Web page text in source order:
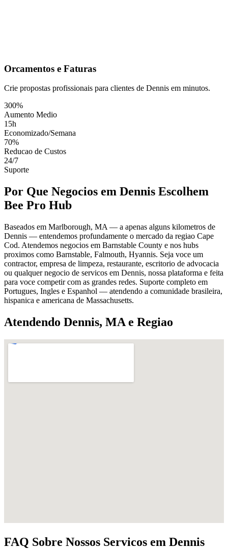
Orcamentos e Faturas
Crie propostas profissionais para clientes de Dennis em minutos.
300%
Aumento Medio
15h
Economizado/Semana
70%
Reducao de Custos
24/7
Suporte
Por Que Negocios em Dennis Escolhem
Bee Pro Hub
Baseados em Marlborough, MA — a apenas alguns kilometros de
Dennis — entendemos profundamente o mercado da regiao Cape
Cod. Atendemos negocios em Barnstable County e nos hubs
proximos como Barnstable, Falmouth, Hyannis. Seja voce um
contractor, empresa de limpeza, restaurante, escritorio de advocacia
ou qualquer negocio de servicos em Dennis, nossa plataforma e feita
para voce competir com as grandes redes. Suporte completo em
Portugues, Ingles e Espanhol — atendendo a comunidade brasileira,
hispanica e americana de Massachusetts.
Atendendo Dennis, MA e Regiao
FAQ Sobre Nossos Servicos em Dennis